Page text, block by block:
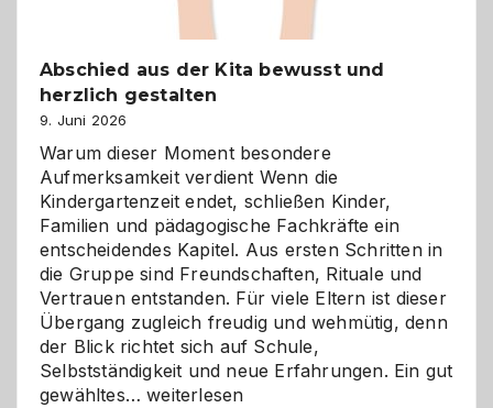
Abschied aus der Kita bewusst und
herzlich gestalten
9. Juni 2026
Warum dieser Moment besondere
Aufmerksamkeit verdient Wenn die
Kindergartenzeit endet, schließen Kinder,
Familien und pädagogische Fachkräfte ein
entscheidendes Kapitel. Aus ersten Schritten in
die Gruppe sind Freundschaften, Rituale und
Vertrauen entstanden. Für viele Eltern ist dieser
Übergang zugleich freudig und wehmütig, denn
der Blick richtet sich auf Schule,
Selbstständigkeit und neue Erfahrungen. Ein gut
gewähltes…Abschied
weiterlesen